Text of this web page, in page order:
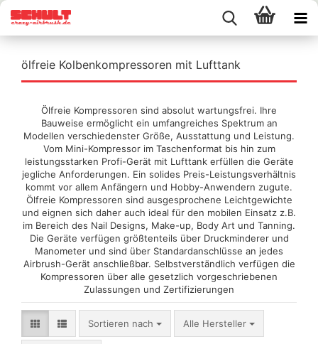
ölfreie Kolbenkompressoren mit Lufttank
Ölfreie Kompressoren sind absolut wartungsfrei. Ihre
Bauweise ermöglicht ein umfangreiches Spektrum an
Modellen verschiedenster Größe, Ausstattung und Leistung.
Vom Mini-Kompressor im Taschenformat bis hin zum
leistungsstarken Profi-Gerät mit Lufttank erfüllen die Geräte
jegliche Anforderungen. Ein solides Preis-Leistungsverhältnis
kommt vor allem Anfängern und Hobby-Anwendern zugute.
Ölfreie Kompressoren sind ausgesprochene Leichtgewichte
und eignen sich daher auch ideal für den mobilen Einsatz z.B.
im Bereich des Nail Designs, Make-up, Body Art und Tanning.
Die Geräte verfügen größtenteils über Druckminderer und
Manometer und sind über Standardanschlüsse an jedes
Airbrush-Gerät anschließbar. Selbstverständlich verfügen die
Kompressoren über alle gesetzlich vorgeschriebenen
Zulassungen und Zertifizierungen
Sortieren nach
Sortieren nach Alle Hersteller